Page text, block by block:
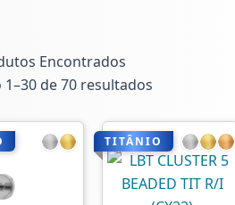
Encontrados
1–30 de 70 resultados
TITÂNIO